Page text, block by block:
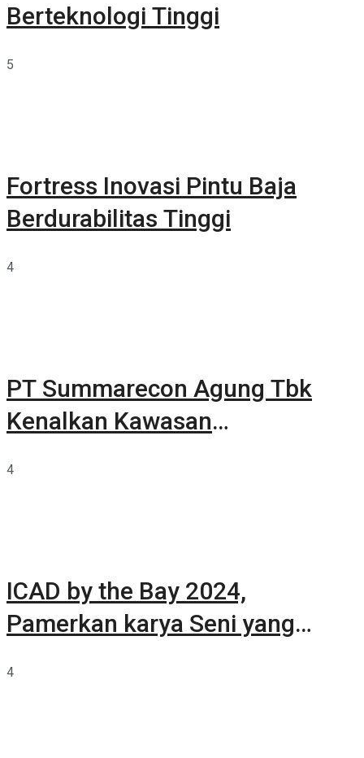
Berteknologi Tinggi
5
Fortress Inovasi Pintu Baja
Berdurabilitas Tinggi
4
PT Summarecon Agung Tbk
Kenalkan Kawasan
4
ICAD by the Bay 2024,
Pamerkan karya Seni yang
4